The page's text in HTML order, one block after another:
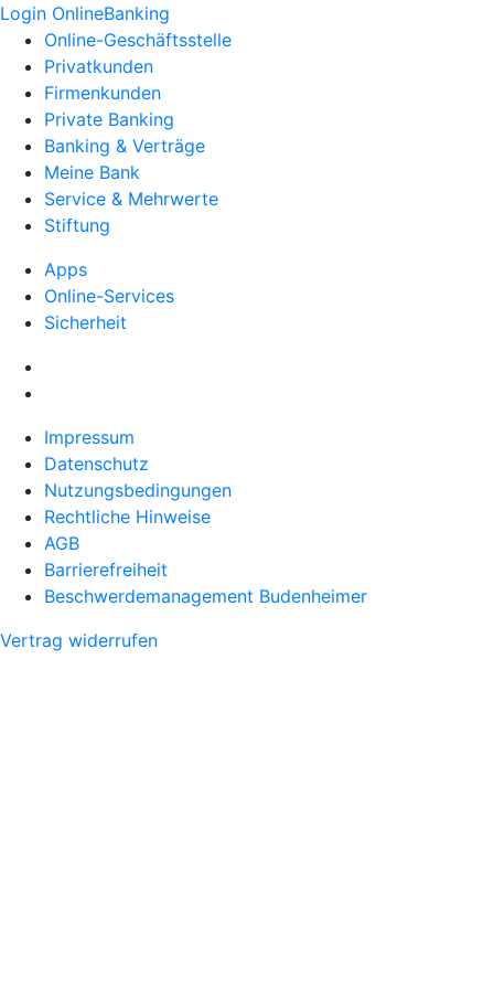
Login OnlineBanking
Online-Geschäftsstelle
Privatkunden
Firmenkunden
Private Banking
Banking & Verträge
Meine Bank
Service & Mehrwerte
Stiftung
Apps
Online-Services
Sicherheit
Impressum
Datenschutz
Nutzungsbedingungen
Rechtliche Hinweise
AGB
Barrierefreiheit
Beschwerdemanagement Budenheimer
Vertrag widerrufen